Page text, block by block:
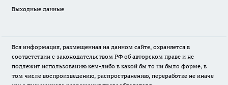
Выходные данные
Вся информация, размещенная на данном сайте, охраняется в
соответствии с законодательством РФ об авторском праве и не
подлежит использованию кем-либо в какой бы то ни было форме, в
том числе воспроизведению, распространению, переработке не иначе